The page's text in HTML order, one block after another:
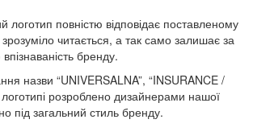
логотип повністю відповідає поставленому
читається, а так само залишає за
бренду.
назви “UNIVERSALNA”, “INSURANCE /
розроблено дизайнерами нашої
під загальний стиль бренду.